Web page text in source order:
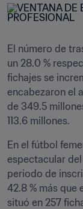
El número de
un 28.0 %
fichajes se
encabezaron el
de 349.5
113.6 millones.
En el fútbol
espectacular
periodo de
42.8 % más que
situó en 257